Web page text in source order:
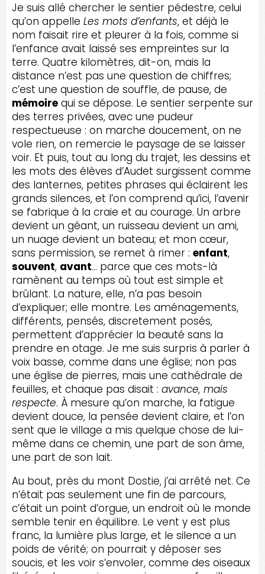
Je suis allé chercher le sentier pédestre, celui
qu’on appelle Les mots d’enfants, et déjà le
nom faisait rire et pleurer à la fois, comme si
l’enfance avait laissé ses empreintes sur la
terre. Quatre kilomètres, dit-on, mais la
distance n’est pas une question de chiffres;
c’est une question de souffle, de pause, de
mémoirequi se dépose. Le sentier serpente sur
des terres privées, avec une pudeur
respectueuse : on marche doucement, on ne
vole rien, on remercie le paysage de se laisser
voir. Et puis, tout au long du trajet, les dessins et
les mots des élèves d’Audet surgissent comme
des lanternes, petites phrases qui éclairent les
grands silences, et l’on comprend qu’ici, l’avenir
se fabrique à la craie et au courage. Un arbre
devient un géant, un ruisseau devient un ami,
un nuage devient un bateau; et mon cœur,
sans permission, se remet à rimer : enfant,
souvent, avant… parce que ces mots-là
ramènent au temps où tout est simple et
brûlant. La nature, elle, n’a pas besoin
d’expliquer; elle montre. Les aménagements,
différents, pensés, discretement posés,
permettent d’apprécier la beauté sans la
prendre en otage. Je me suis surpris à parler à
voix basse, comme dans une église; non pas
une église de pierres, mais une cathédrale de
feuilles, et chaque pas disait : avance, mais
respecte. À mesure qu’on marche, la fatigue
devient douce, la pensée devient claire, et l’on
sent que le village a mis quelque chose de lui-
même dans ce chemin, une part de son âme,
une part de son lait.
Au bout, près du mont Dostie, j’ai arrêté net. Ce
n’était pas seulement une fin de parcours,
c’était un point d’orgue, un endroit où le monde
semble tenir en équilibre. Le vent y est plus
franc, la lumière plus large, et le silence a un
poids de vérité; on pourrait y déposer ses
soucis, et les voir s’envoler, comme des oiseaux